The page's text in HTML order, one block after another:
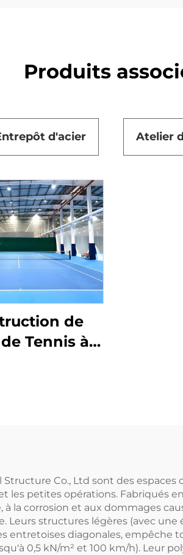
Produits
d'acier Atelier
de
Tennis à
Co., Ltd sont des
les petites opérations. Fabriqués
à la corrosion et aux dommages
structures légères (avec une
entretoises diagonales, empêche
0,5 kN/m² et 100 km/h). Leur